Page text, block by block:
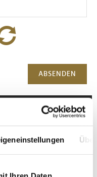
ABSENDEN
LAUTSCHALTEN